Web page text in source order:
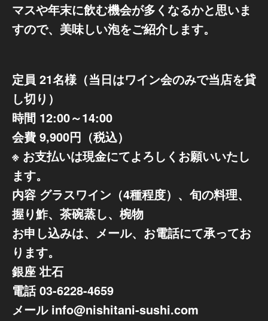
マスや年末に飲む機会が多くなるかと思いま
すので、美味しい泡をご紹介します。
定員 21名様（当日はワイン会のみで当店を貸
し切り）
時間 12:00～14:00
会費 9,900円（税込）
※ お支払いは現金にてよろしくお願いいたし
ます。
内容 グラスワイン（4種程度）、旬の料理、
握り鮓、茶碗蒸し、椀物
お申し込みは、メール、お電話にて承ってお
ります。
銀座 壮石
電話 03-6228-4659
メール info@nishitani-sushi.com